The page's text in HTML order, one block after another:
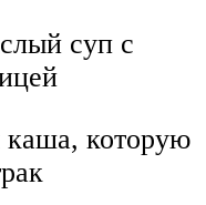
суп с
которую